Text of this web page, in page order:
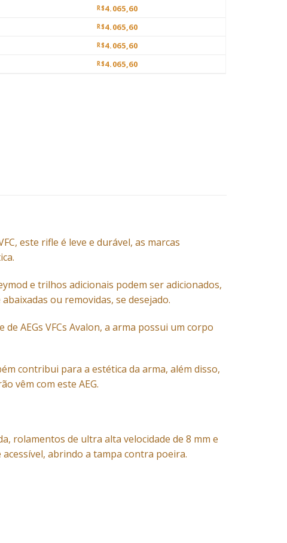
R$4.065,60
R$4.065,60
R$4.065,60
R$4.065,60
este rifle é leve e durável, as marcas
e trilhos adicionais podem ser adicionados,
ou removidas, se desejado.
AEGs VFCs Avalon, a arma possui um corpo
contribui para a estética da arma, além disso,
vêm com este AEG.
rolamentos de ultra alta velocidade de 8 mm e
abrindo a tampa contra poeira.